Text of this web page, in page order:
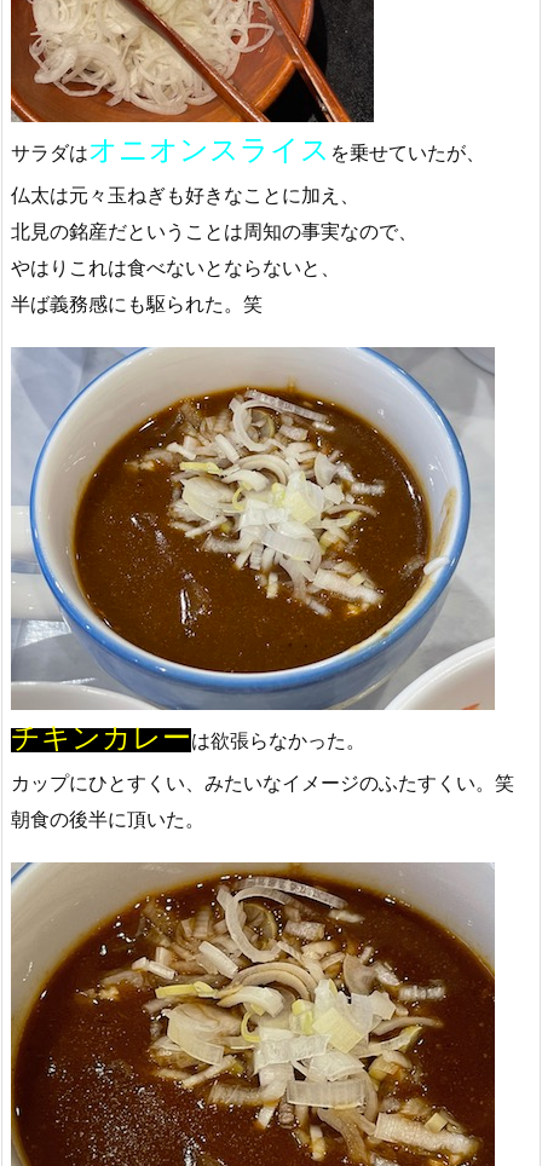
サラダはオニオンスライス を乗せていたが、
仏太は元々玉ねぎも好きなことに加え、
北見の銘産だということは周知の事実なので、
やはりこれは食べないとならないと、
半ば義務感にも駆られた。笑
チキンカレーは欲張らなかった。
カップにひとすくい、みたいなイメージのふたすくい。笑
朝食の後半に頂いた。